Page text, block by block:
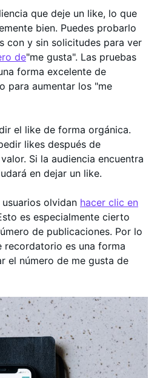
que deje un like, lo que
bien. Puedes probarlo
con y sin solicitudes para ver
de"me gusta". Las pruebas
forma excelente de
para aumentar los "me
el like de forma orgánica.
likes después de
Si la audiencia encuentra
en dejar un like.
olvidan hacer clic en
es especialmente cierto
de publicaciones. Por lo
recordatorio es una forma
el número de me gusta de